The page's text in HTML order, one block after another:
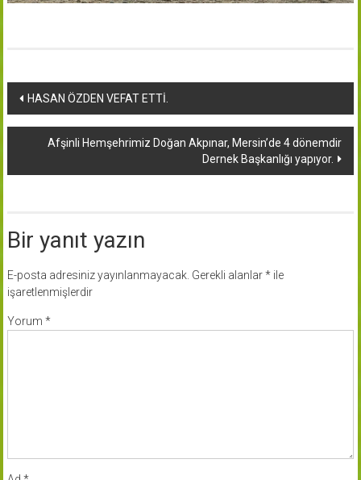
Yazı
dolaşımı
HASAN ÖZDEN VEFAT ETTİ.
Afşinli Hemşehrimiz Doğan Akpınar, Mersin’de 4 dönemdir
Dernek Başkanlığı yapıyor.
Bir yanıt yazın
E-posta adresiniz yayınlanmayacak. Gerekli alanlar*ile
işaretlenmişlerdir
Yorum *